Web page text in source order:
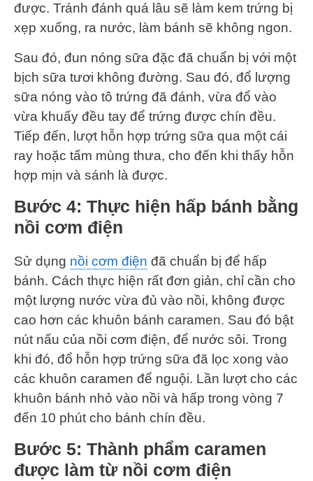
được. Tránh đánh quá lâu sẽ làm kem trứng bị
xẹp xuống, ra nước, làm bánh sẽ không ngon.
Sau đó, đun nóng sữa đặc đã chuẩn bị với một
bịch sữa tươi không đường. Sau đó, đổ lượng
sữa nóng vào tô trứng đã đánh, vừa đổ vào
vừa khuấy đều tay để trứng được chín đều.
Tiếp đến, lượt hỗn hợp trứng sữa qua một cái
ray hoặc tấm mùng thưa, cho đến khi thấy hỗn
hợp mịn và sánh là được.
Bước 4: Thực hiện hấp bánh bằng
nồi cơm điện
Sử dụng nồi cơm điện đã chuẩn bị để hấp
bánh. Cách thực hiện rất đơn giản, chỉ cần cho
một lượng nước vừa đủ vào nồi, không được
cao hơn các khuôn bánh caramen. Sau đó bật
nút nấu của nồi cơm điện, để nước sôi. Trong
khi đó, đổ hỗn hợp trứng sữa đã lọc xong vào
các khuôn caramen để nguội. Lần lượt cho các
khuôn bánh nhỏ vào nồi và hấp trong vòng 7
đến 10 phút cho bánh chín đều.
Bước 5: Thành phẩm caramen
được làm từ nồi cơm điện